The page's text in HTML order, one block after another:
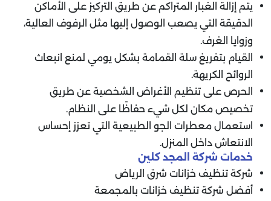
يتم إزالة الغبار المتراكم عن طريق التركيز على الأماكن
الدقيقة التي يصعب الوصول إليها مثل الرفوف العالية،
وزوايا الغرف.
القيام بتفريغ سلة القمامة بشكل يومي لمنع انبعاث
الروائح الكريهة.
الحرص على تنظيم الأغراض الشخصية عن طريق
تخصيص مكان لكل شيء حفاظًا على النظام.
استعمال معطرات الجو الطبيعية التي تعزز إحساس
الانتعاش داخل المنزل.
خدمات شركة المجد كلين
شركة تنظيف خزانات شرق الرياض
أفضل شركة تنظيف خزانات بالمجمعة